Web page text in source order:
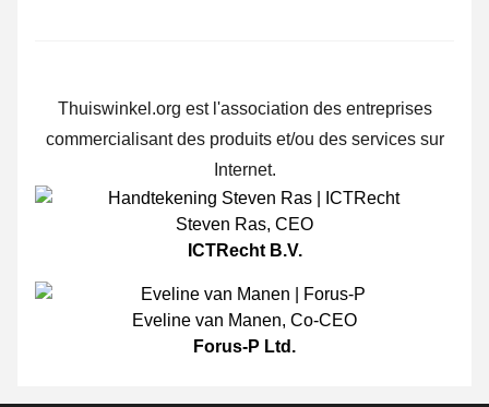
Thuiswinkel.org est l'association des entreprises
commercialisant des produits et/ou des services sur
Internet.
Steven Ras, CEO
ICTRecht B.V.
Eveline van Manen, Co-CEO
Forus-P Ltd.